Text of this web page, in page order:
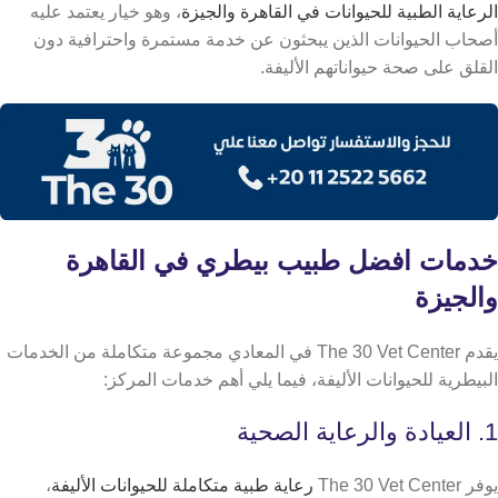
الرعاية الطبية للحيوانات في القاهرة والجيزة، وهو خيار يعتمد عليه
أصحاب الحيوانات الذين يبحثون عن خدمة مستمرة واحترافية دون
القلق على صحة حيواناتهم الأليفة.
خدمات افضل طبيب بيطري في القاهرة
والجيزة
يقدم The 30 Vet Center في المعادي مجموعة متكاملة من الخدمات
البيطرية للحيوانات الأليفة، فيما يلي أهم خدمات المركز:
1. العيادة والرعاية الصحية
يوفر The 30 Vet Center رعاية طبية متكاملة للحيوانات الأليفة،